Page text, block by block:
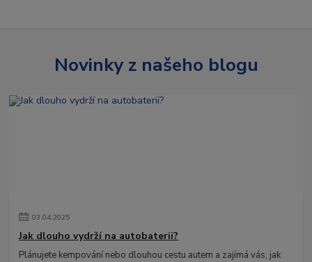
Novinky z našeho blogu
03.04.2025
Jak dlouho vydrží na autobaterii?
Plánujete kempování nebo dlouhou cestu autem a zajímá vás, jak